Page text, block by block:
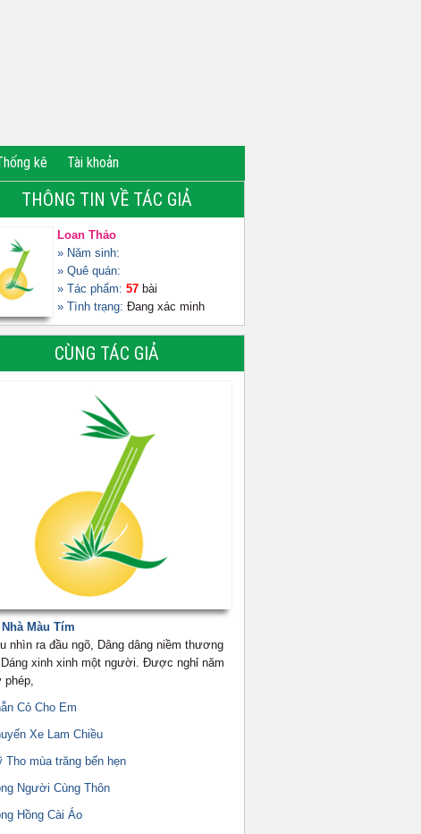
kê Tài khoản
THÔNG TIN VỀ TÁC GIẢ
Loan Thảo
» Năm sinh:
» Quê quán:
» Tác phẩm: 57 bài
» Tình trạng: Đang xác minh
CÙNG TÁC GIẢ
Màu Tím
nhìn ra đầu ngõ, Dâng dâng niềm thương
xinh xinh một người. Được nghỉ năm
phép,
Cỏ Cho Em
Xe Lam Chiều
Tho mùa trăng bến hẹn
Người Cùng Thôn
Hồng Cài Áo